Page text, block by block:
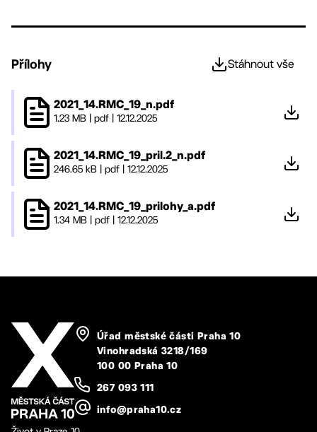
Přílohy Stáhnout vše
2021_14.RMC_19_n.pdf
1.23 MB pdf 12.12.2025
2021_14.RMC_19_pril.2_n.pdf
246.65 kB pdf 12.12.2025
2021_14.RMC_19_prilohy_a.pdf
1.34 MB pdf 12.12.2025
Úřad městské části Praha 10
Vinohradská 3218/169
100 00 Praha 10
267 093 111
info@praha10.cz